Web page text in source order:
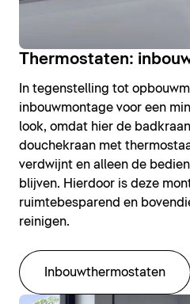
Thermostaten:
In tegenstelling tot
inbouwmontage voor een
look, omdat hier de
douchekraan met
verdwijnt en alleen de
blijven. Hierdoor is deze
ruimtebesparend en
reinigen.
Inbouwthermostaten